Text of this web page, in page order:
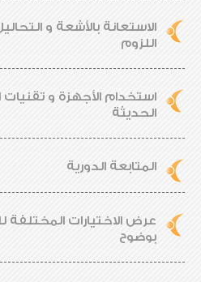
الاستعانة بالأشعة و
اللزوم
استخدام الأجهزة و تقنيات
الحديثة
المتابعة الدورية
عرض الاختيارات المختلفة
بوضوح